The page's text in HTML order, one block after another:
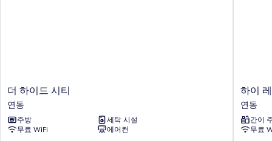
더
하
이
드
시
더 하이드 시티
연동
주방
세탁 시설
무료 WiFi
에어컨
하
이
레
지
던
하이
연동
간이
무료